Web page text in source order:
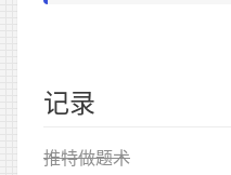
记录
推特做题术